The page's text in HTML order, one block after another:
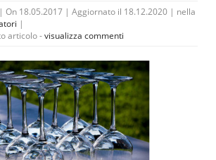
| On 18.05.2017 | Aggiornato il 18.12.2020 | nella
|
articolo -visualizza commenti